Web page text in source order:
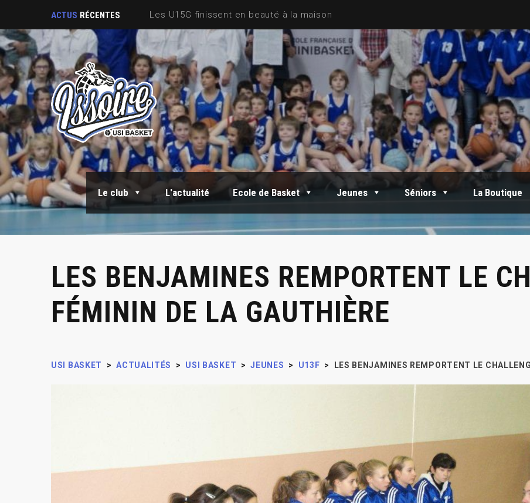
ACTUS RÉCENTES Sortie Fin de saison
Le club L'actualité Ecole de Basket Jeunes Séniors La Boutique
LES BENJAMINES REMPORTENT LE
FÉMININ DE LA GAUTHIÈRE
USI BASKET > ACTUALITÉS > USI BASKET > JEUNES > U13F > LES BENJAMINES REMPORTENT LE